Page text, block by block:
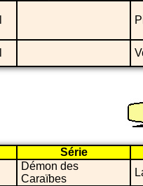
Série
Démon des
Caraïbes